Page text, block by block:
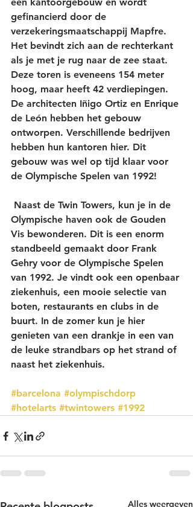
gefinancierd door de
verzekeringsmaatschappij Mapfre.
Het bevindt zich aan de rechterkant
als je met je rug naar de zee staat.
Deze toren is eveneens 154 meter
hoog, maar heeft 42 verdiepingen.
De architecten Iñigo Ortiz en Enrique
de León hebben het gebouw
ontworpen. Verschillende bedrijven
hebben hun kantoren hier. Dit
gebouw was wel op tijd klaar voor
de Olympische Spelen van 1992!
Olympische haven ook de Gouden
Vis bewonderen. Dit is een enorm
standbeeld gemaakt door Frank
Gehry voor de Olympische Spelen
van 1992. Je vindt ook een openbaar
ziekenhuis, een mooie selectie van
boten, restaurants en clubs in de
buurt. In de zomer kun je hier
genieten van een drankje in een van
de leuke strandbars op het strand of
naast het ziekenhuis.
#barcelona #olympischdorp
#hotelarts #twintowers #1992
Alles weergeven